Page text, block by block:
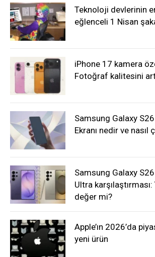
Teknoloji devlerinin
eğlenceli 1 Nisan
iPhone 17 kamera
Fotoğraf kalitesini
Samsung Galaxy
Ekranı nedir ve nasıl
Samsung Galaxy
Ultra
değer mi?
Apple’ın 2026’da
yeni ürün